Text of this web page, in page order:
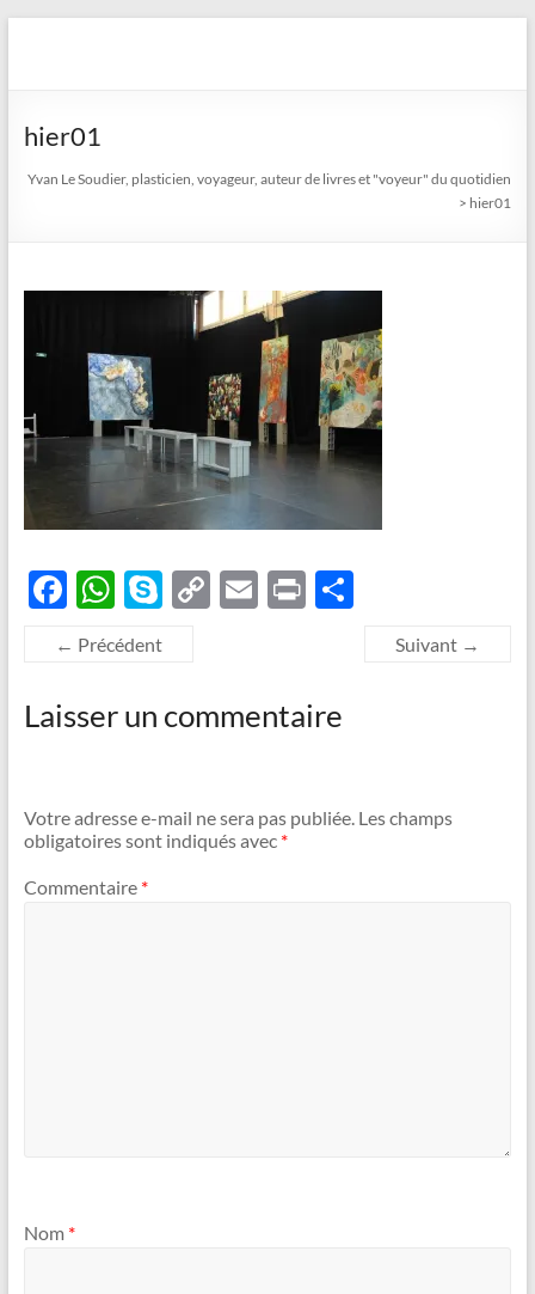
voyageur, auteur de livres
et "voyeur" du quotidien
hier01
Yvan Le Soudier, plasticien, voyageur, auteur de livres et "voyeur" du quotidien
> hier01
F
ac
e
b
o
k
W
h
at
s
A
p
S
y
p
e
C
y
Li
k
E P P
← Précédent Suivant →
Laisser un commentaire
Votre adresse e-mail ne sera pas publiée. Les champs
obligatoires sont indiqués avec *
Commentaire *
Nom *